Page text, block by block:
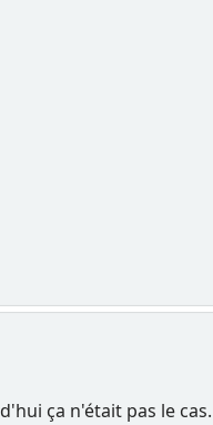
ça n'était pas le cas.